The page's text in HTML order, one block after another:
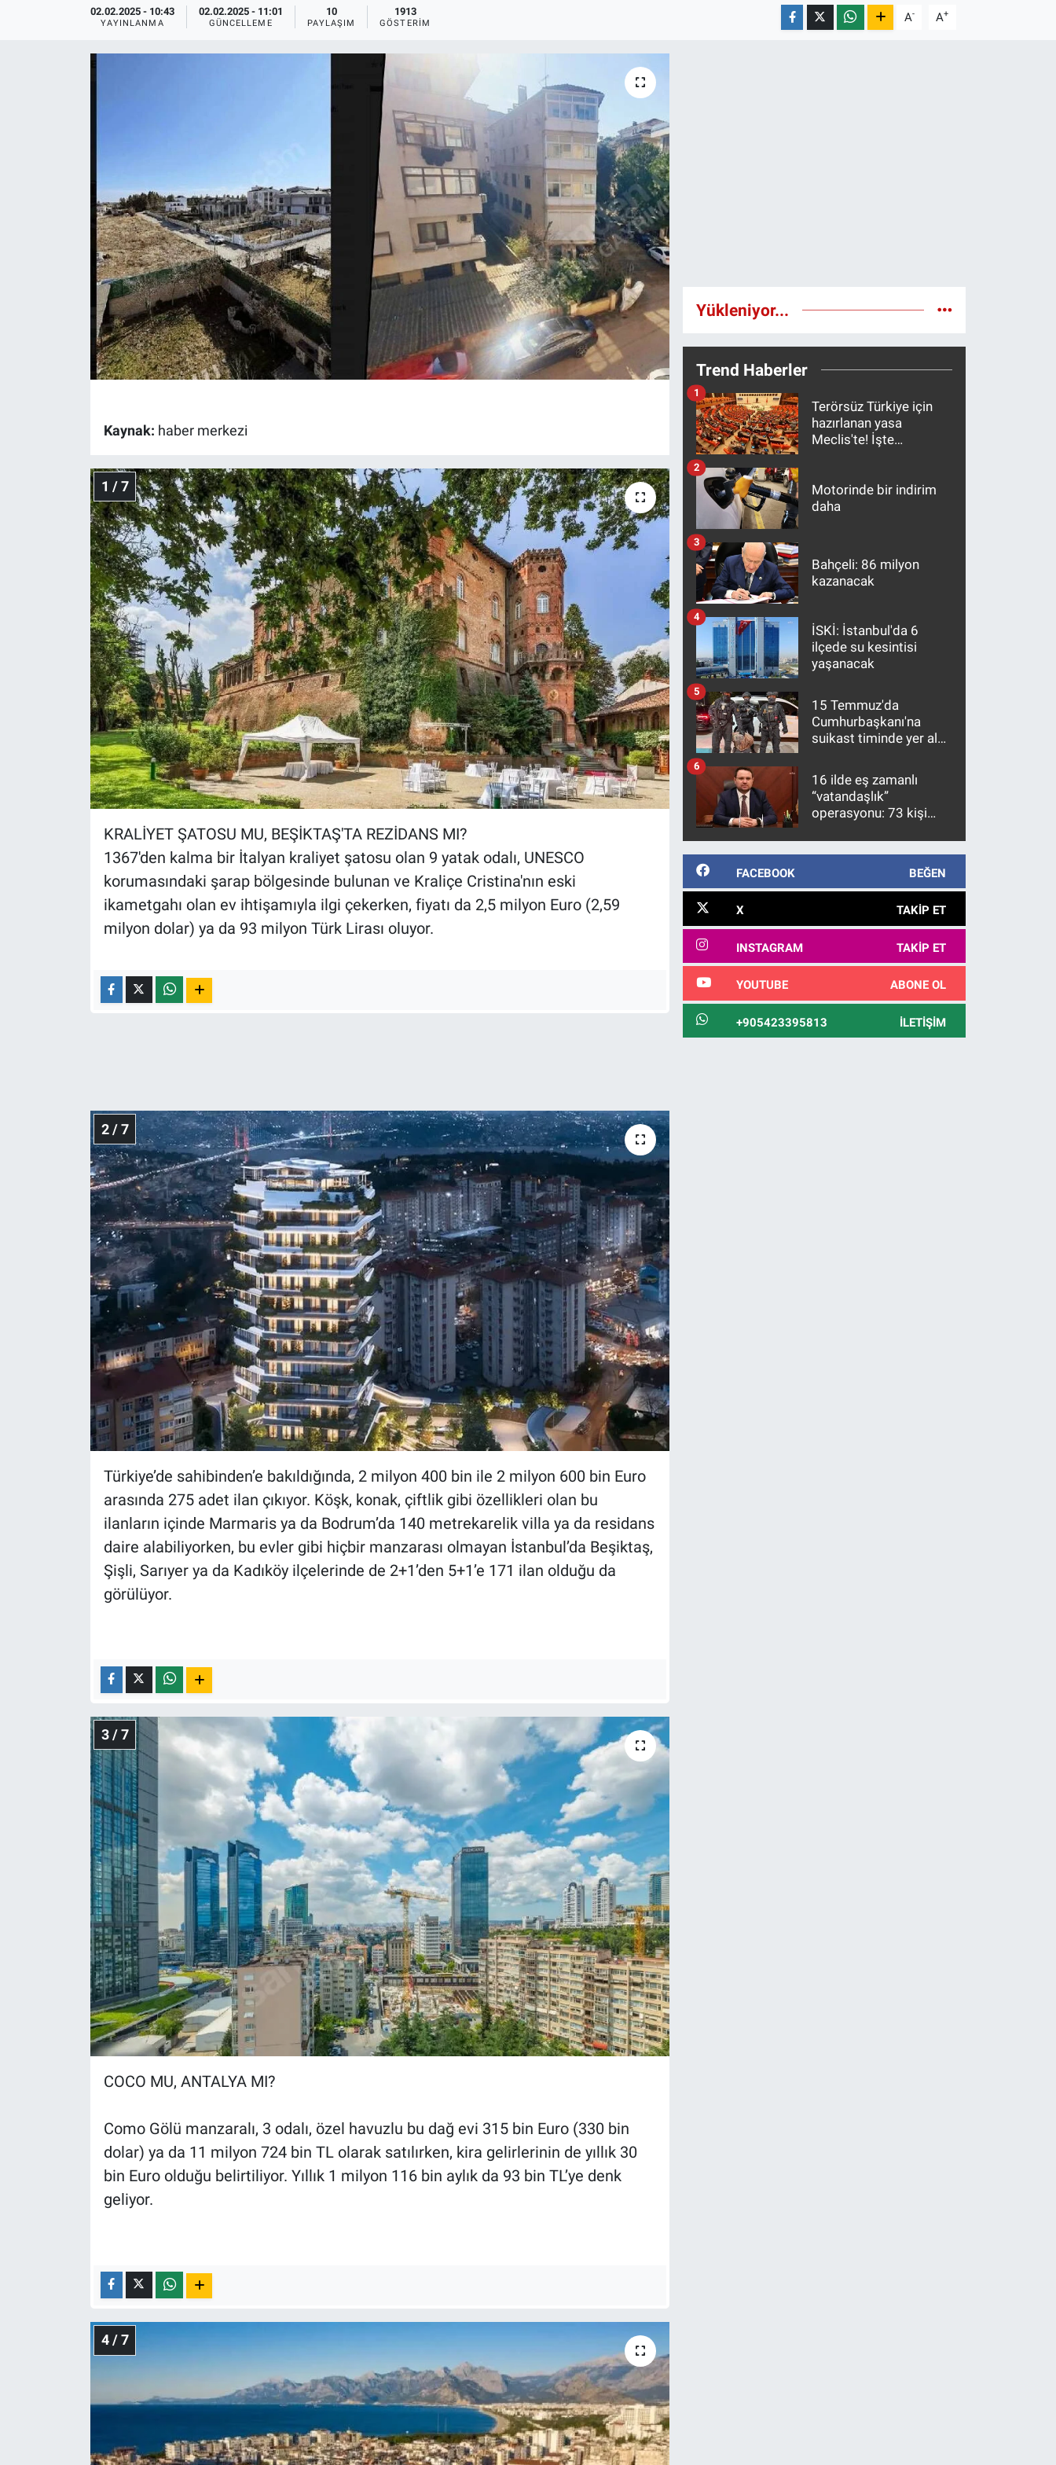
02.02.2025 - 10:43
YAYINLANMA
02.02.2025 - 11:01
GÜNCELLEME
10
PAYLAŞIM
1913
GÖSTERIM A- A+
Kaynak: haber merkezi
1 / 7
KRALİYET ŞATOSU MU, BEŞİKTAŞ'TA REZİDANS MI?
1367'den kalma bir İtalyan kraliyet şatosu olan 9 yatak odalı, UNESCO
korumasındaki şarap bölgesinde bulunan ve Kraliçe Cristina'nın eski
ikametgahı olan ev ihtişamıyla ilgi çekerken, fiyatı da 2,5 milyon Euro (2,59
milyon dolar) ya da 93 milyon Türk Lirası oluyor.
2 / 7
Türkiye’de sahibinden’e bakıldığında, 2 milyon 400 bin ile 2 milyon 600 bin Euro
arasında 275 adet ilan çıkıyor. Köşk, konak, çiftlik gibi özellikleri olan bu
ilanların içinde Marmaris ya da Bodrum’da 140 metrekarelik villa ya da residans
daire alabiliyorken, bu evler gibi hiçbir manzarası olmayan İstanbul’da Beşiktaş,
Şişli, Sarıyer ya da Kadıköy ilçelerinde de 2+1’den 5+1’e 171 ilan olduğu da
görülüyor.
3 / 7
COCO MU, ANTALYA MI?
Como Gölü manzaralı, 3 odalı, özel havuzlu bu dağ evi 315 bin Euro (330 bin
dolar) ya da 11 milyon 724 bin TL olarak satılırken, kira gelirlerinin de yıllık 30
bin Euro olduğu belirtiliyor. Yıllık 1 milyon 116 bin aylık da 93 bin TL’ye denk
geliyor.
4 / 7
Yükleniyor...
Trend Haberler
Terörsüz Türkiye için
hazırlanan yasa
Meclis'te! İşte
1
Motorinde bir indirim
daha
2
Bahçeli: 86 milyon
kazanacak
3
İSKİ: İstanbul'da 6
ilçede su kesintisi
yaşanacak
4
15 Temmuz'da
Cumhurbaşkanı'na
suikast timinde yer alan
10 yıl sonra yakalandı
5
16 ilde eş zamanlı
“vatandaşlık”
operasyonu: 73 kişi
6
FACEBOOK BEĞEN
X TAKIP ET
INSTAGRAM TAKIP ET
YOUTUBE ABONE OL
+905423395813 İLETIŞIM
Ege'den Esintiler
Gerçeğin İzinde
Gün Başlıyor
Gün Bitiyor
Gün Ortası
Günün görüntüsü
Koronavirüs
Kültür Sanat
Ne demişti
Popüler
Programlar
Türkiye'nin Gündemi
Canlı Yayın